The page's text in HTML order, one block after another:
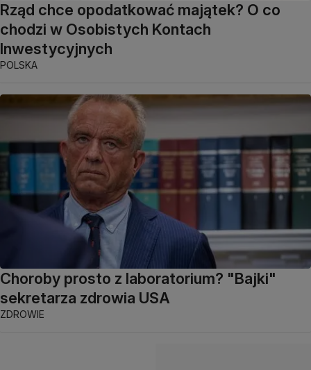
Rząd chce opodatkować majątek? O co
chodzi w Osobistych Kontach
Inwestycyjnych
POLSKA
Choroby prosto z laboratorium? "Bajki"
sekretarza zdrowia USA
ZDROWIE